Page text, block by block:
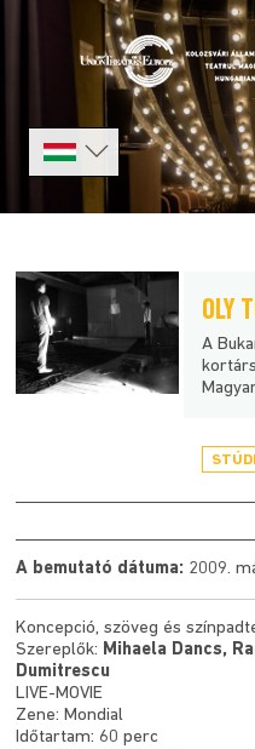
OLY
A
A bemutató dátuma: 2009.
Koncepció, szöveg és
Szereplők: Mihaela Dancs,
Dumitrescu
LIVE-MOVIE
Zene: Mondial
Időtartam: 60 perc